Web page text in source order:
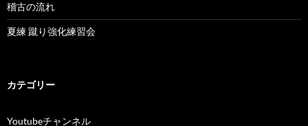
稽古の流れ
夏練 蹴り強化練習会
カテゴリー
Youtubeチャンネル